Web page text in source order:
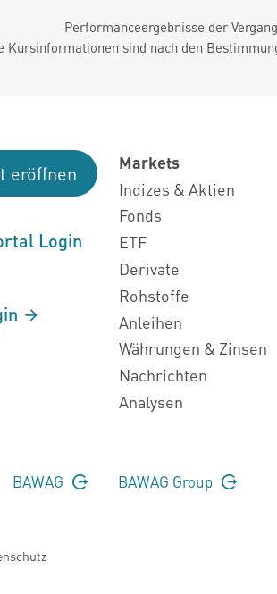
Performanceergebnisse der
Kursinformationen sind nach den
eröffnen
Login
Markets
Indizes & Aktien
Fonds
ETF
Derivate
Rohstoffe
Anleihen
Währungen & Zinsen
Nachrichten
Analysen
BAWAG BAWAG Group